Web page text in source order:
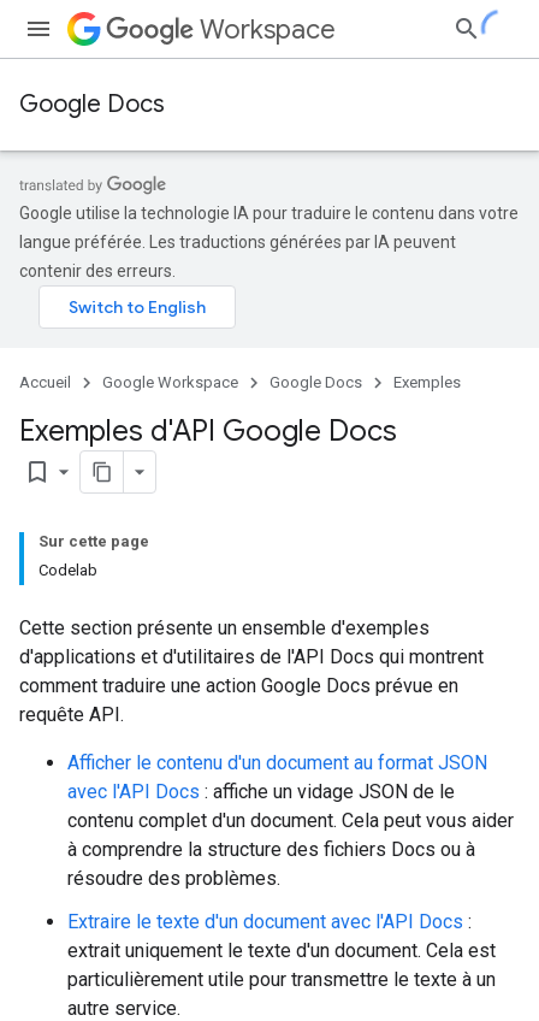
Workspace
Google Docs
Google utilise la technologie IA pour traduire le contenu dans votre
langue préférée. Les traductions générées par IA peuvent
contenir des erreurs.
Accueil Google Workspace Google Docs Exemples
Exemples d'API Google Docs
bookmark_border
Sur cette page
Codelab
Cette section présente un ensemble d'exemples
d'applications et d'utilitaires de l'API Docs qui montrent
comment traduire une action Google Docs prévue en
requête API.
Afficher le contenu d'un document au format JSON
avec l'API Docs : affiche un vidage JSON de le
contenu complet d'un document. Cela peut vous aider
à comprendre la structure des fichiers Docs ou à
résoudre des problèmes.
Extraire le texte d'un document avec l'API Docs :
extrait uniquement le texte d'un document. Cela est
particulièrement utile pour transmettre le texte à un
autre service.